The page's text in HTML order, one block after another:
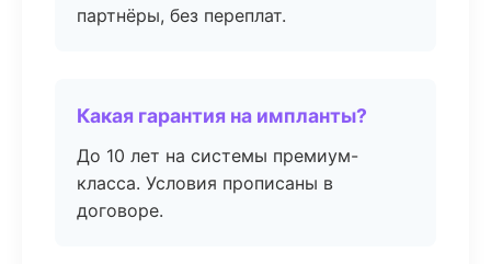
партнёры, без переплат.
Какая гарантия на импланты?
До 10 лет на системы премиум-
класса. Условия прописаны в
договоре.